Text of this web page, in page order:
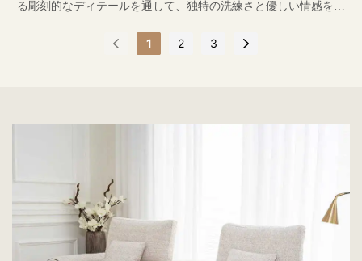
る彫刻的なディテールを通して、独特の洗練さと優しい情感を呼
1 2 3